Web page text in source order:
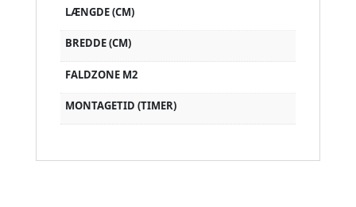
LÆNGDE (CM)
BREDDE (CM)
FALDZONE M2
MONTAGETID (TIMER)